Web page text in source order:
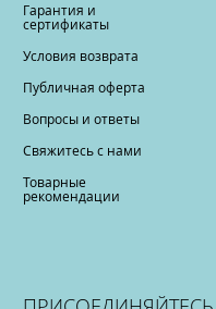
Гарантия и
сертификаты
Условия возврата
Публичная оферта
Вопросы и ответы
Свяжитесь с нами
Товарные
рекомендации